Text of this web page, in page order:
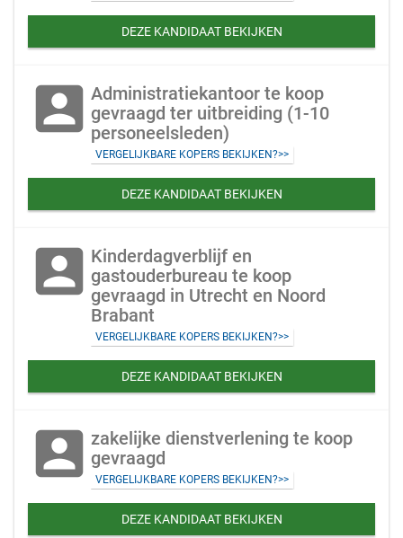
DEZE KANDIDAAT BEKIJKEN
account_box Administratiekantoor te koop
gevraagd ter uitbreiding (1-10
personeelsleden)
VERGELIJKBARE KOPERS BEKIJKEN?>>
DEZE KANDIDAAT BEKIJKEN
account_box Kinderdagverblijf en
gastouderbureau te koop
gevraagd in Utrecht en Noord
Brabant
VERGELIJKBARE KOPERS BEKIJKEN?>>
DEZE KANDIDAAT BEKIJKEN
account_box zakelijke dienstverlening te koop
gevraagd
VERGELIJKBARE KOPERS BEKIJKEN?>>
DEZE KANDIDAAT BEKIJKEN